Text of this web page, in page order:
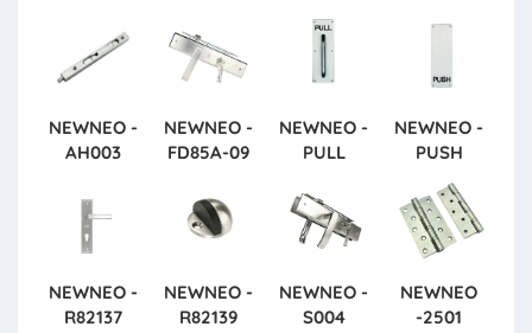
NEWNEO -
AH003
NEWNEO -
FD85A-09
NEWNEO -
PULL
NEWNEO -
PUSH
NEWNEO -
R82137
NEWNEO -
R82139
NEWNEO -
S004
NEWNEO
-2501